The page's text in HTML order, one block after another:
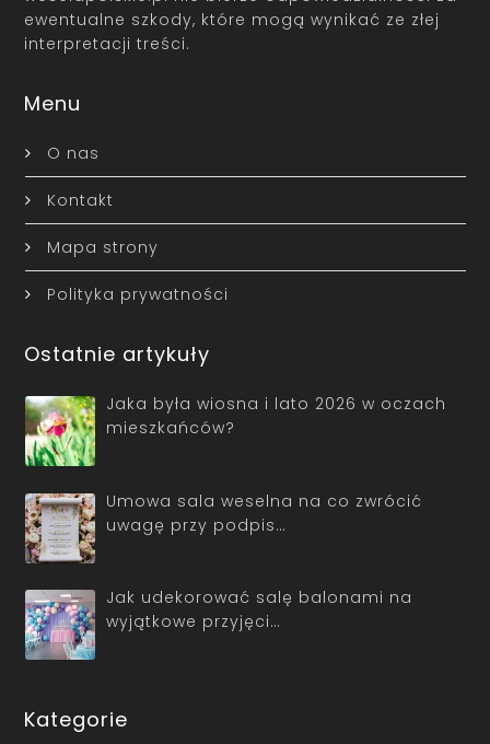
ewentualne szkody, które mogą wynikać ze złej
interpretacji treści.
Menu
O nas
Kontakt
Mapa strony
Polityka prywatności
Ostatnie artykuły
Jaka była wiosna i lato 2026 w oczach
mieszkańców?
Umowa sala weselna na co zwrócić
uwagę przy podpis…
Jak udekorować salę balonami na
wyjątkowe przyjęci…
Kategorie